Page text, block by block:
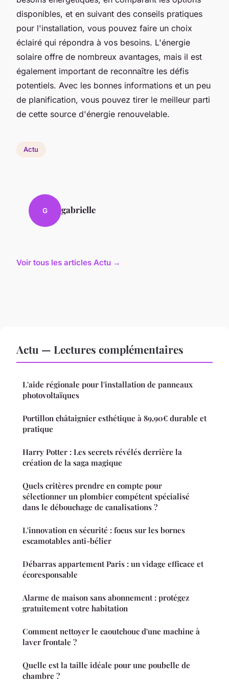
disponibles, et en suivant des conseils pratiques
pour l'installation, vous pouvez faire un choix
éclairé qui répondra à vos besoins. L'énergie
solaire offre de nombreux avantages, mais il est
également important de reconnaître les défis
potentiels. Avec les bonnes informations et un peu
de planification, vous pouvez tirer le meilleur parti
de cette source d'énergie renouvelable.
Actu
G gabrielle
Voir tous les articles Actu →
Actu — Lectures complémentaires
L'aide régionale pour l'installation de panneaux
photovoltaïques
Portillon châtaignier esthétique à 89,90€ durable et
pratique
Harry Potter : Les secrets révélés derrière la
création de la saga magique
Quels critères prendre en compte pour
sélectionner un plombier compétent spécialisé
dans le débouchage de canalisations ?
L'innovation en sécurité : focus sur les bornes
escamotables anti-bélier
Débarras appartement Paris : un vidage efficace et
écoresponsable
Alarme de maison sans abonnement : protégez
gratuitement votre habitation
Comment nettoyer le caoutchouc d'une machine à
laver frontale ?
Quelle est la taille idéale pour une poubelle de
chambre ?